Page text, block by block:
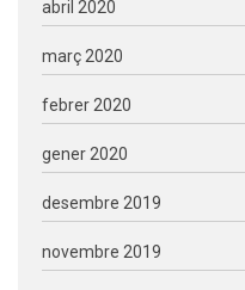
abril 2020
març 2020
febrer 2020
gener 2020
desembre 2019
novembre 2019